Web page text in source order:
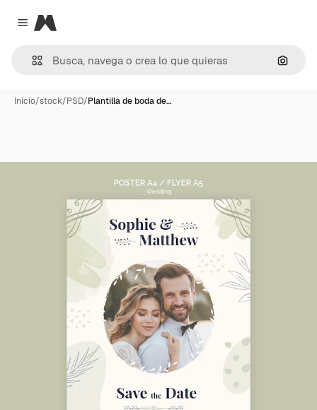
Close menu
Magnific
Inicio/stock/PSD/Plantilla de boda de…